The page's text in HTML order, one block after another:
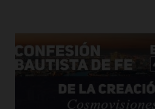
Cosmovisiones Ateístas,
y Teístas